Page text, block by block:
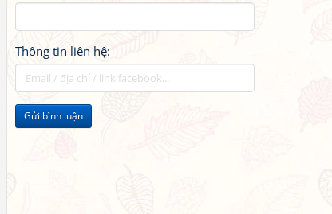
Thông tin liên hệ:
Gửi bình luận